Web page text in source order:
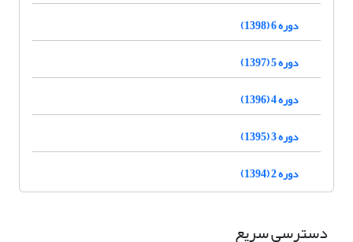
دوره 6 (1398)
دوره 5 (1397)
دوره 4 (1396)
دوره 3 (1395)
دوره 2 (1394)
دسترسی سریع